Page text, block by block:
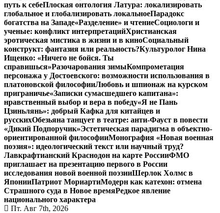
путь к себеПлоская онтология Латура: локализировать
глобальное и глобализировать локальноеПарадокс
богатства на Западе«Разделение» и чтениеСоциологи и
ученые: конфликт интерпретацийХристианская
эротическая мистика в жизни и в киноСоциальный
конструкт: фантазия или реальность?Культуролог Нина
Ищенко: «Ничего не бойся. Ты
справишься»Разочарования зимыКомпрометация
персонажа у Достоевского: возможности использования в
платоновской философииЛюбовь и шпионаж на курском
приграничье«Записки сумасшедшего капитана»:
нравственный выбор и вера в победу«Я не Пань
Цзиньлянь»: добрый Кафка для китайцев и
русскихОбезьяна танцует в театре: анти-Фауст в повести
«Дикий Подпоручик»Эстетическая парадигма в объектно-
ориентированной философииМонография «Новая военная
поэзия»: идеологический текст или научный труд?
Лавкрафтианский Краснодон на карте РоссииФМО
приглашает на презентацию первого в России
исследования новой военной поэзииШерлок Холмс в
ЯпонииПатриот МориартиМодерн как катехон: отмена
Страшного суда в Новое времяРедкое явление
национального характера
Пт. Авг 7th, 2026